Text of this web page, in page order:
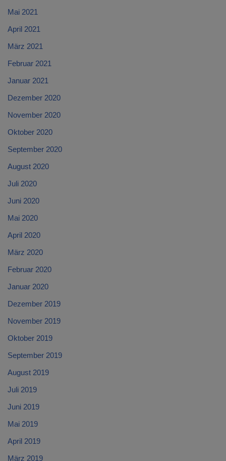
Mai 2021
April 2021
März 2021
Februar 2021
Januar 2021
Dezember 2020
November 2020
Oktober 2020
September 2020
August 2020
Juli 2020
Juni 2020
Mai 2020
April 2020
März 2020
Februar 2020
Januar 2020
Dezember 2019
November 2019
Oktober 2019
September 2019
August 2019
Juli 2019
Juni 2019
Mai 2019
April 2019
März 2019